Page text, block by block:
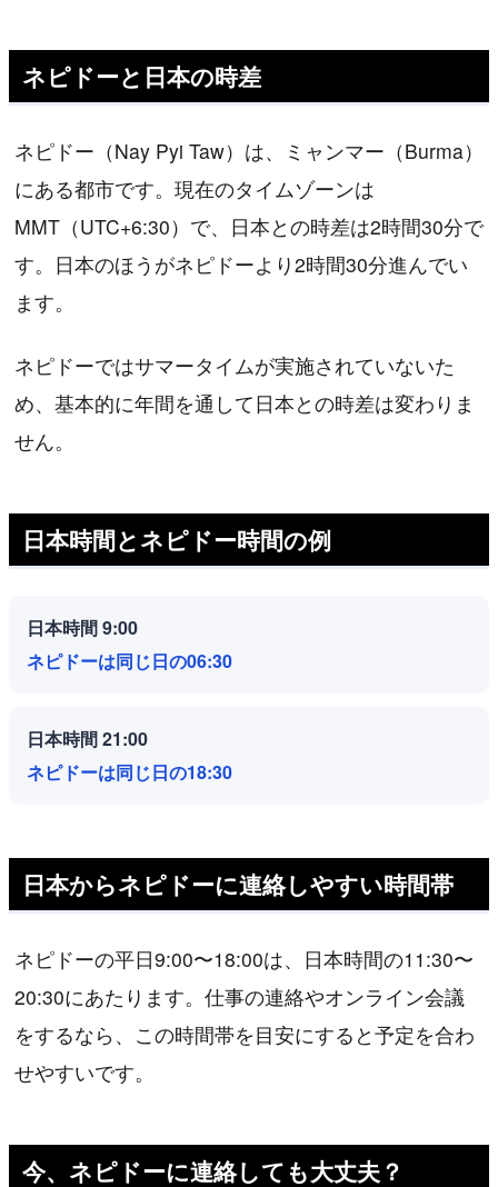
ネピドーと日本の時差
ネピドー（Nay Pyi Taw）は、ミャンマー（Burma）
にある都市です。現在のタイムゾーンは
MMT（UTC+6:30）で、日本との時差は2時間30分で
す。日本のほうがネピドーより2時間30分進んでい
ます。
ネピドーではサマータイムが実施されていないた
め、基本的に年間を通して日本との時差は変わりま
せん。
日本時間とネピドー時間の例
日本時間 9:00
ネピドーは同じ日の06:30
日本時間 21:00
ネピドーは同じ日の18:30
日本からネピドーに連絡しやすい時間帯
ネピドーの平日9:00〜18:00は、日本時間の11:30〜
20:30にあたります。仕事の連絡やオンライン会議
をするなら、この時間帯を目安にすると予定を合わ
せやすいです。
今、ネピドーに連絡しても大丈夫？